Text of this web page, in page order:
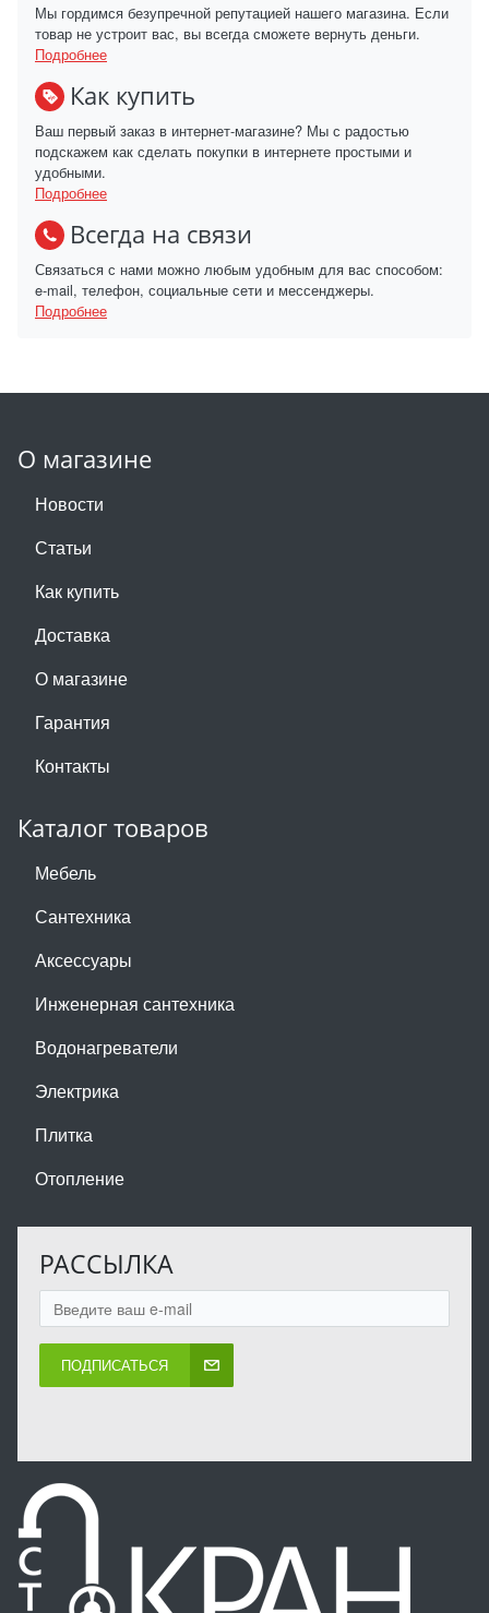
Мы гордимся безупречной репутацией нашего магазина. Если
товар не устроит вас, вы всегда сможете вернуть деньги.
Подробнее
Как купить
Ваш первый заказ в интернет-магазине? Мы с радостью
подскажем как сделать покупки в интернете простыми и
удобными.
Подробнее
Всегда на связи
Связаться с нами можно любым удобным для вас способом:
e-mail, телефон, социальные сети и мессенджеры.
Подробнее
О магазине
Новости
Статьи
Как купить
Доставка
О магазине
Гарантия
Контакты
Каталог товаров
Мебель
Сантехника
Аксессуары
Инженерная сантехника
Водонагреватели
Электрика
Плитка
Отопление
РАССЫЛКА
ПОДПИСАТЬСЯ